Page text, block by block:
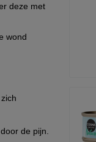
deze met
wond
de pijn.